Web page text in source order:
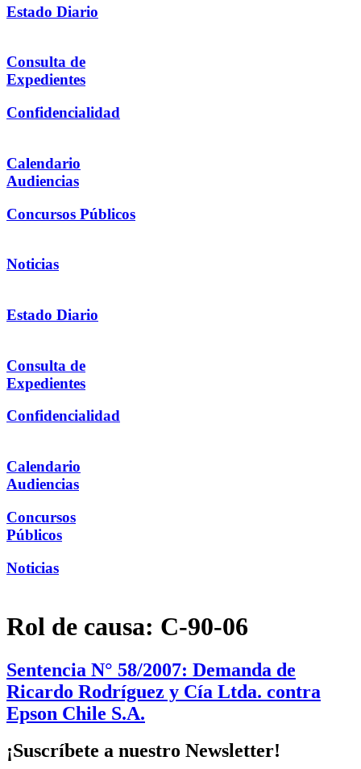
Estado Diario
Consulta de
Expedientes
Confidencialidad
Calendario
Audiencias
Concursos Públicos
Noticias
Estado Diario
Consulta de
Expedientes
Confidencialidad
Calendario
Audiencias
Concursos
Públicos
Noticias
Rol de causa: C-90-06
Sentencia N° 58/2007: Demanda de
Ricardo Rodríguez y Cía Ltda. contra
Epson Chile S.A.
¡Suscríbete a nuestro Newsletter!